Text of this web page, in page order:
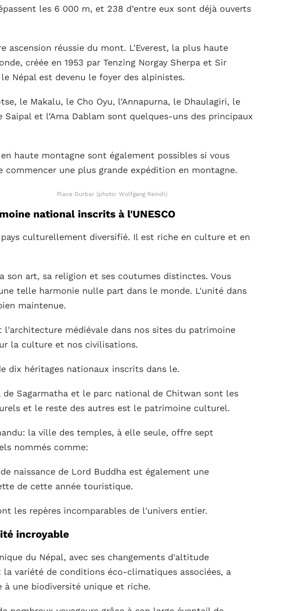
les 6 000 m, et 238 d’entre eux sont déjà ouverts
ascension réussie du mont. L'Everest, la plus haute
créée en 1953 par Tenzing Norgay Sherpa et Sir
Népal est devenu le foyer des alpinistes.
le Makalu, le Cho Oyu, l’Annapurna, le Dhaulagiri, le
Saipal et l’Ama Dablam sont quelques-uns des principaux
en haute montagne sont également possibles si vous
commencer une plus grande expédition en montagne.
Place Durbar (photo: Wolfgang Reindl)
national inscrits à l'UNESCO
pays culturellement diversifié. Il est riche en culture et en
son art, sa religion et ses coutumes distinctes. Vous
telle harmonie nulle part dans le monde. L'unité dans
maintenue.
médiévale dans nos sites du patrimoine
la culture et nos civilisations.
dix héritages nationaux inscrits dans le.
de Sagarmatha et le parc national de Chitwan sont les
et le reste des autres est le patrimoine culturel.
la ville des temples, à elle seule, offre sept
nommés comme:
naissance de Lord Buddha est également une
de cette année touristique.
les repères incomparables de l'univers entier.
incroyable
du Népal, avec ses changements d'altitude
la variété de conditions éco-climatiques associées, a
à une biodiversité unique et riche.